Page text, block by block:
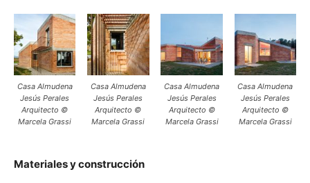
Casa Almudena
Jesús Perales
Arquitecto ©
Marcela Grassi
Casa Almudena
Jesús Perales
Arquitecto ©
Marcela Grassi
Casa Almudena
Jesús Perales
Arquitecto ©
Marcela Grassi
Casa Almudena
Jesús Perales
Arquitecto ©
Marcela Grassi
Materiales y construcción